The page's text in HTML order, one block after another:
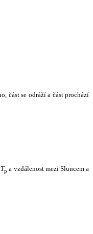
část se odráží a část prochází
Tp a vzdálenost mezi Sluncem a